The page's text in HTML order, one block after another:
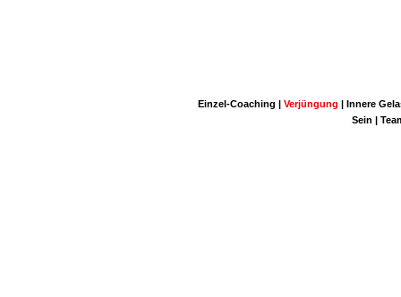
Einzel-Coaching | Verjüngung | Innere
Sein |